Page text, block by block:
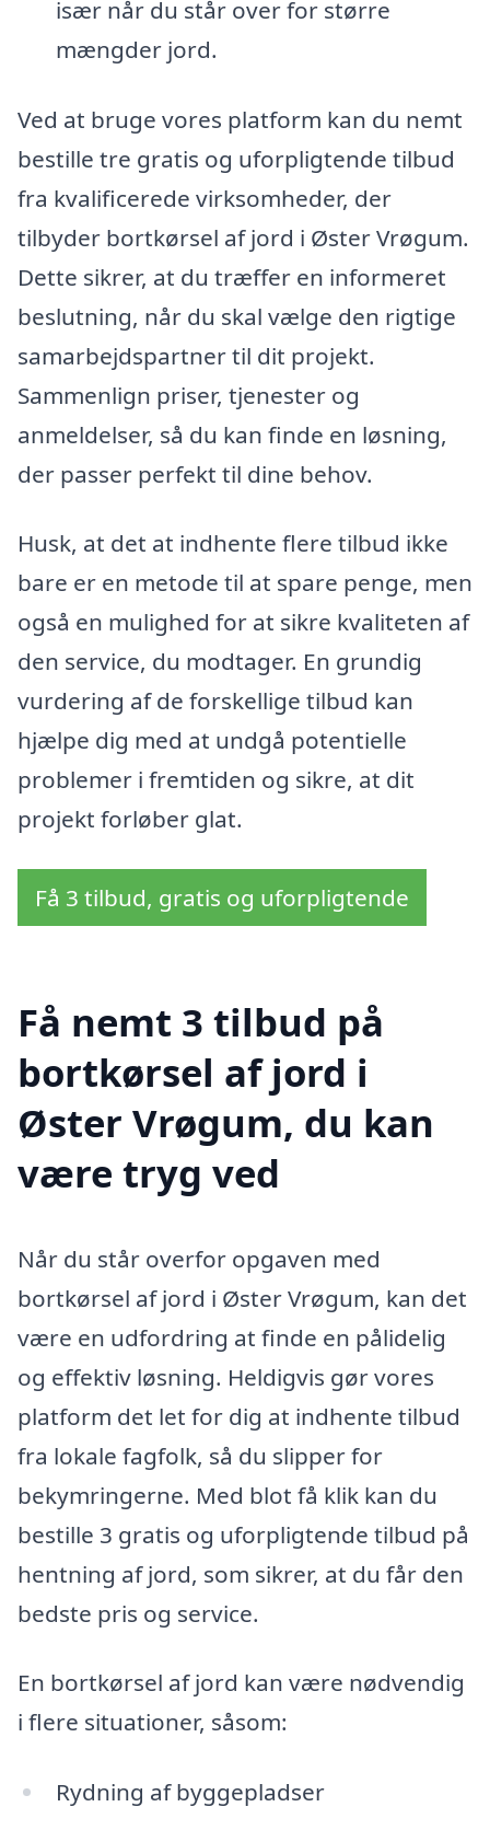
især når du står over for større
mængder jord.
Ved at bruge vores platform kan du nemt
bestille tre gratis og uforpligtende tilbud
fra kvalificerede virksomheder, der
tilbyder bortkørsel af jord i Øster Vrøgum.
Dette sikrer, at du træffer en informeret
beslutning, når du skal vælge den rigtige
samarbejdspartner til dit projekt.
Sammenlign priser, tjenester og
anmeldelser, så du kan finde en løsning,
der passer perfekt til dine behov.
Husk, at det at indhente flere tilbud ikke
bare er en metode til at spare penge, men
også en mulighed for at sikre kvaliteten af
den service, du modtager. En grundig
vurdering af de forskellige tilbud kan
hjælpe dig med at undgå potentielle
problemer i fremtiden og sikre, at dit
projekt forløber glat.
Få 3 tilbud, gratis og uforpligtende
Få nemt 3 tilbud på
bortkørsel af jord i
Øster Vrøgum, du kan
være tryg ved
Når du står overfor opgaven med
bortkørsel af jord i Øster Vrøgum, kan det
være en udfordring at finde en pålidelig
og effektiv løsning. Heldigvis gør vores
platform det let for dig at indhente tilbud
fra lokale fagfolk, så du slipper for
bekymringerne. Med blot få klik kan du
bestille 3 gratis og uforpligtende tilbud på
hentning af jord, som sikrer, at du får den
bedste pris og service.
En bortkørsel af jord kan være nødvendig
i flere situationer, såsom:
Rydning af byggepladser